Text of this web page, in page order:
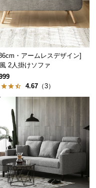
約1㎜
・アームレスデザイン]
2人掛けソファ
4.67 （3）